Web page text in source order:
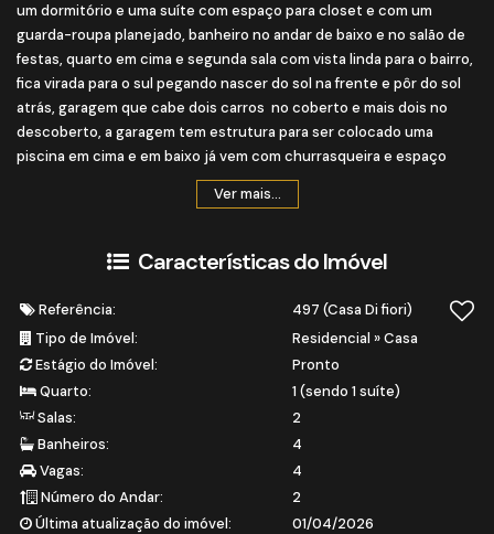
um dormitório e uma suíte com espaço para closet e com um
guarda-roupa planejado, banheiro no andar de baixo e no salão de
festas, quarto em cima e segunda sala com vista linda para o bairro,
fica virada para o sul pegando nascer do sol na frente e pôr do sol
atrás, garagem que cabe dois carros no coberto e mais dois no
descoberto, a garagem tem estrutura para ser colocado uma
piscina em cima e em baixo já vem com churrasqueira e espaço
Ver mais...
Características do Imóvel
Referência: 497 (Casa Di fiori)
Tipo de Imóvel:
Residencial »Casa
Estágio do Imóvel:
Pronto
Quarto:
1 (sendo 1 suíte)
Salas:
2
Banheiros:
4
Vagas:
4
Número do Andar:
2
Última atualização do imóvel:
01/04/2026